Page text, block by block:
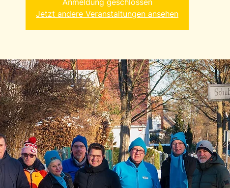
Anmeldung geschlossen
Jetzt andere Veranstaltungen ansehen